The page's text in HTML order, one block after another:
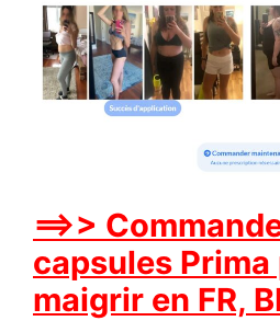
==>>
capsules Prima
maigrir en FR,